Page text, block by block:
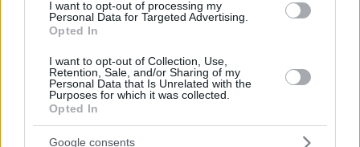
I want to opt-out of processing my
Personal Data for Targeted Advertising.
Opted In
I want to opt-out of Collection, Use,
Retention, Sale, and/or Sharing of my
Personal Data that Is Unrelated with the
Purposes for which it was collected.
Opted In
Google consents
Μετά την Ευρωπαϊκή Εισαγγελία ξεκίνησε έρευνα στον
ΟΠΕΚΕΠΕ και η Αρχή για το Ξέπλυμα Μαύρου Χρήματος
06.07.2025, 10:58